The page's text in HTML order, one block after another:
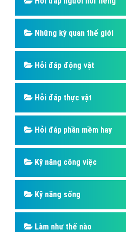
Những kỳ quan thế giới
Hỏi đáp động vật
Hỏi đáp thực vật
Hỏi đáp phần mềm hay
Kỹ năng công việc
Kỹ năng sống
Làm như thế nào